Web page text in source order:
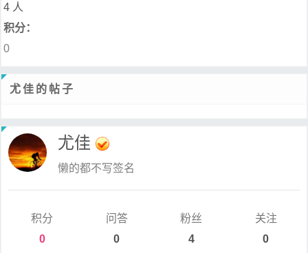
4 人
积分：
0
尤佳的帖子
尤佳
懒的都不写签名
积分
0
问答
0
粉丝
4
关注
0